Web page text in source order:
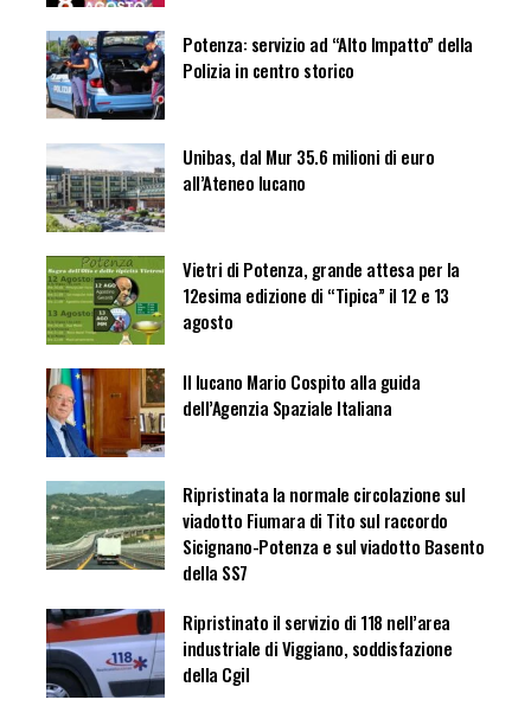
Potenza: servizio ad “Alto Impatto” della
Polizia in centro storico
Unibas, dal Mur 35.6 milioni di euro
all’Ateneo lucano
Vietri di Potenza, grande attesa per la
12esima edizione di “Tipica” il 12 e 13
agosto
Il lucano Mario Cospito alla guida
dell’Agenzia Spaziale Italiana
Ripristinata la normale circolazione sul
viadotto Fiumara di Tito sul raccordo
Sicignano-Potenza e sul viadotto Basento
della SS7
Ripristinato il servizio di 118 nell’area
industriale di Viggiano, soddisfazione
della Cgil